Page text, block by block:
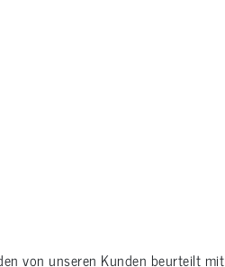
von unseren Kunden beurteilt mit